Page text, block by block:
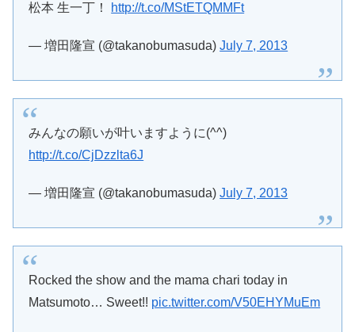
松本 生一丁！ http://t.co/MStETQMMFt
— 増田隆宣 (@takanobumasuda)July 7, 2013
みんなの願いが叶いますように(^^)
http://t.co/CjDzzlta6J
— 増田隆宣 (@takanobumasuda)July 7, 2013
Rocked the show and the mama chari today in
Matsumoto… Sweet!! pic.twitter.com/V50EHYMuEm